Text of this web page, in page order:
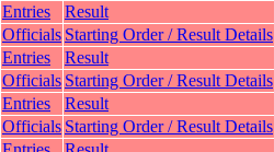
Entries
Result
Officials Starting Order / Result Details
Entries
Result
Officials Starting Order / Result Details
Entries
Result
Officials Starting Order / Result Details